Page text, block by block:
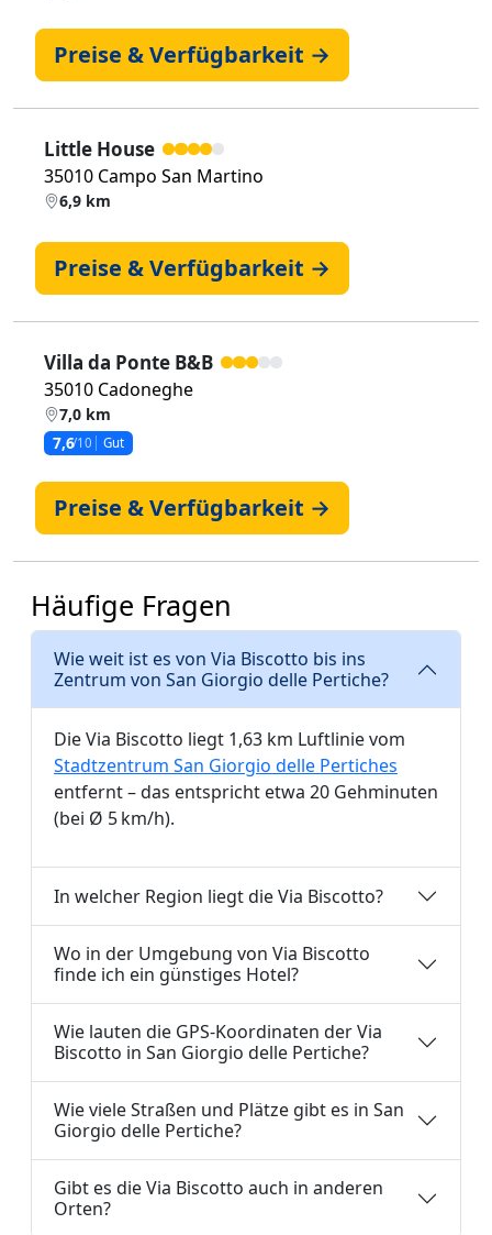
Preise & Verfügbarkeit →
Little House
35010 Campo San Martino
6,9 km
Preise & Verfügbarkeit →
Villa da Ponte B&B
35010 Cadoneghe
7,0 km
7,6/10 Gut
Preise & Verfügbarkeit →
Häufige Fragen
Wie weit ist es von Via Biscotto bis ins
Zentrum von San Giorgio delle Pertiche?
Die Via Biscotto liegt 1,63 km Luftlinie vom
Stadtzentrum San Giorgio delle Pertiches
entfernt – das entspricht etwa 20 Gehminuten
(bei Ø 5 km/h).
In welcher Region liegt die Via Biscotto?
Wo in der Umgebung von Via Biscotto
finde ich ein günstiges Hotel?
Wie lauten die GPS-Koordinaten der Via
Biscotto in San Giorgio delle Pertiche?
Wie viele Straßen und Plätze gibt es in San
Giorgio delle Pertiche?
Gibt es die Via Biscotto auch in anderen
Orten?